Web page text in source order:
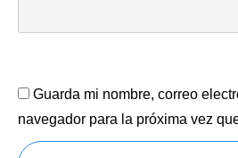
Guarda mi nombre, correo
navegador para la próxima vez